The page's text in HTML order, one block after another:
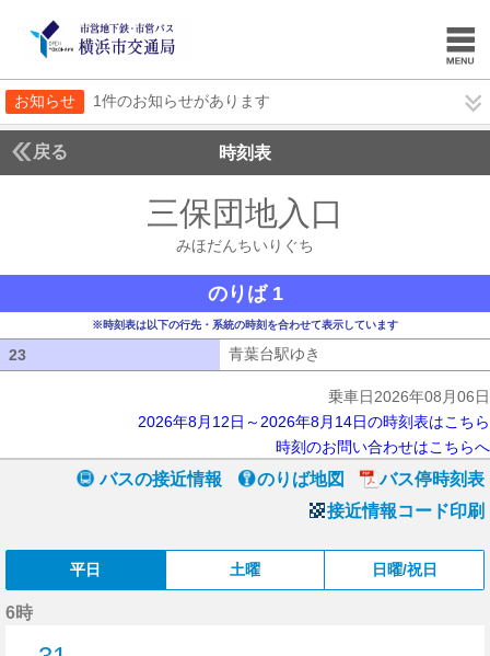
お知らせ 1件のお知らせがあります
戻る 時刻表
三保団地入口
みほだんちいりぐち
のりば 1
※時刻表は以下の行先・系統の時刻を合わせて表示しています
23 青葉台駅ゆき
乗車日2026年08月06日
2026年8月12日～2026年8月14日の時刻表はこちら
時刻のお問い合わせはこちらへ
バスの接近情報 のりば地図
バス停時刻表
接近情報コード印刷
平日 土曜 日曜/祝日
6時